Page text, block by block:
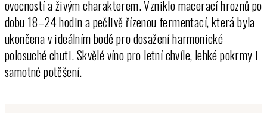
ovocností a živým charakterem. Vzniklo macerací hroznů po
dobu 18–24 hodin a pečlivě řízenou fermentací, která byla
ukončena v ideálním bodě pro dosažení harmonické
polosuché chuti. Skvělé víno pro letní chvíle, lehké pokrmy i
samotné potěšení.